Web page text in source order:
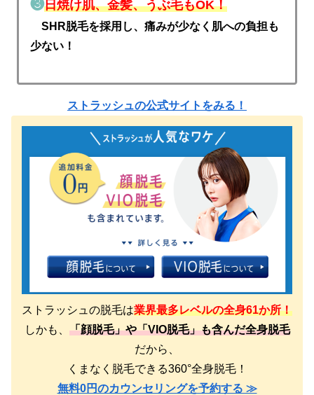
❸日焼け肌、金髪、うぶ毛もOK！
SHR脱毛を採用し、痛みが少なく肌への負担も
少ない！
ストラッシュの公式サイトをみる！
ストラッシュの脱毛は業界最多レベルの全身61か所！
しかも、 「顔脱毛」や「VIO脱毛」も含んだ全身脱毛
だから、
くまなく脱毛できる360°全身脱毛！
無料0円のカウンセリングを予約する ≫